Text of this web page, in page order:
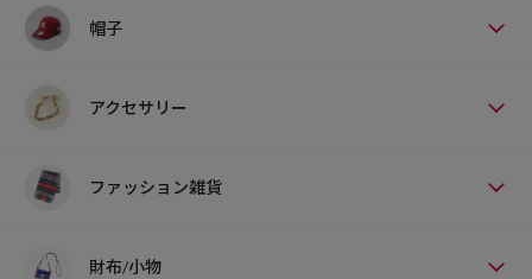
帽子
アクセサリー
ファッション雑貨
財布/小物